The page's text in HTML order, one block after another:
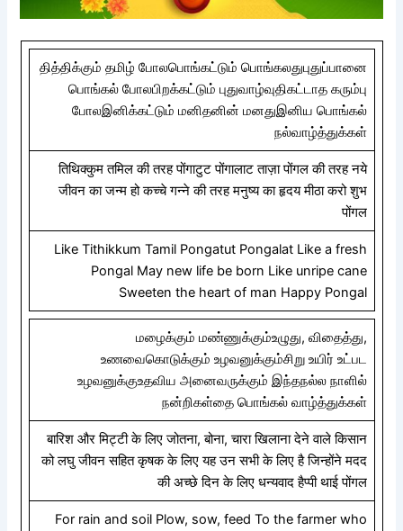
தித்திக்கும் தமிழ் போலபொங்கட்டும் பொங்கலதுபுதுப்பானை
பொங்கல் போலபிறக்கட்டும் புதுவாழ்வுதிகட்டாத கரும்பு
போலஇனிக்கட்டும் மனிதனின் மனதுஇனிய பொங்கல்
நல்வாழ்த்துக்கள்
तिथिक्कुम तमिल की तरह पोंगाटुट पोंगालाट ताज़ा पोंगल की तरह नये
जीवन का जन्म हो कच्चे गन्ने की तरह मनुष्य का हृदय मीठा करो शुभ
पोंगल
Like Tithikkum Tamil Pongatut Pongalat Like a fresh
Pongal May new life be born Like unripe cane
Sweeten the heart of man Happy Pongal
மழைக்கும் மண்ணுக்கும்உழுது, விதைத்து,
உணவைகொடுக்கும் உழவனுக்கும்சிறு உயிர் உட்பட
உழவனுக்குஉதவிய அனைவருக்கும் இந்தநல்ல நாளில்
நன்றிகள்தை பொங்கல் வாழ்த்துக்கள்
बारिश और मिट्टी के लिए जोतना, बोना, चारा खिलाना देने वाले किसान
को लघु जीवन सहित कृषक के लिए यह उन सभी के लिए है जिन्होंने मदद
की अच्छे दिन के लिए धन्यवाद हैप्पी थाई पोंगल
For rain and soil Plow, sow, feed To the farmer who